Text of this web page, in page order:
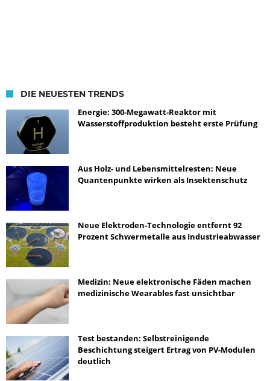
DIE NEUESTEN TRENDS
Energie: 300-Megawatt-Reaktor mit
Wasserstoffproduktion besteht erste Prüfung
Aus Holz- und Lebensmittelresten: Neue
Quantenpunkte wirken als Insektenschutz
Neue Elektroden-Technologie entfernt 92
Prozent Schwermetalle aus Industrieabwasser
Medizin: Neue elektronische Fäden machen
medizinische Wearables fast unsichtbar
Test bestanden: Selbstreinigende
Beschichtung steigert Ertrag von PV-Modulen
deutlich